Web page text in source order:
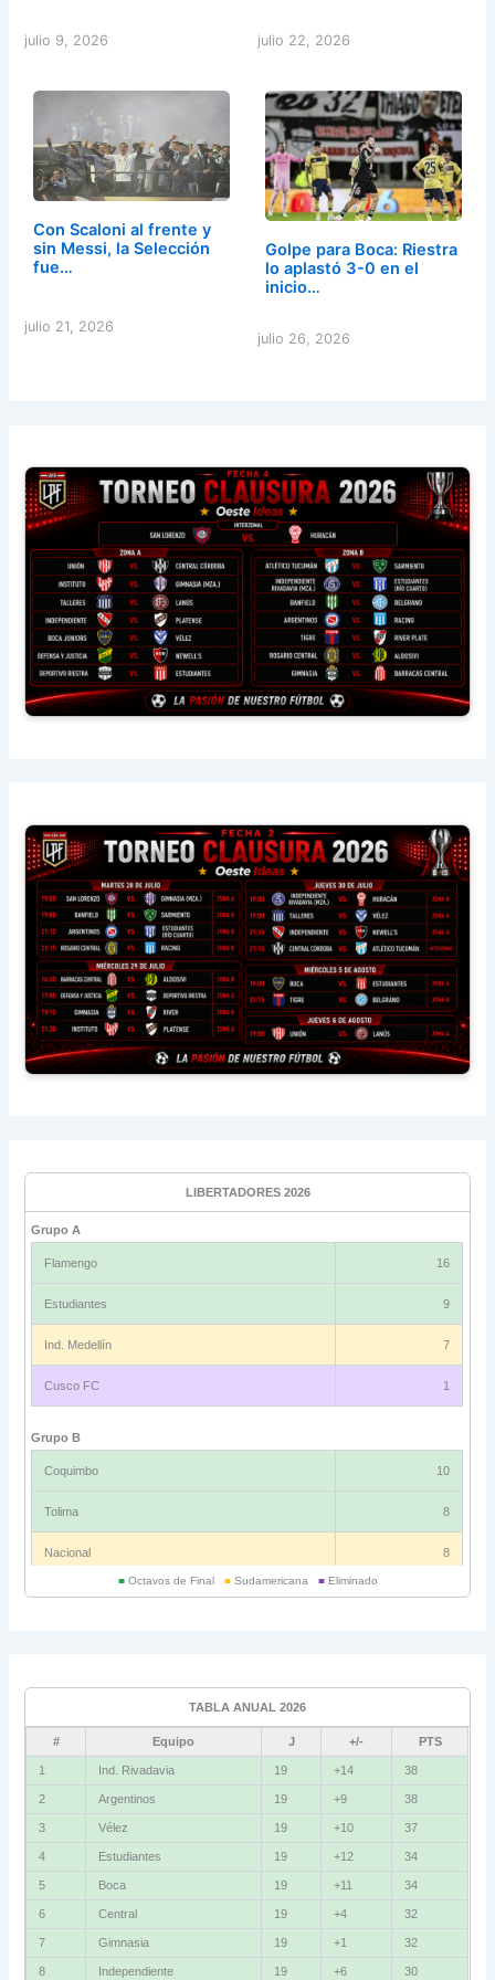
julio 9, 2026 julio 22, 2026
Con Scaloni al frente y
sin Messi, la Selección
fue…
julio 21, 2026
Golpe para Boca: Riestra
lo aplastó 3-0 en el
inicio…
julio 26, 2026
LIBERTADORES 2026
Grupo A
Flamengo 16
Estudiantes 9
Ind. Medellín 7
Cusco FC 1
Grupo B
Coquimbo 10
Tolima 8
Nacional 8
Bolívar 5
La Guaira
Grupo D
U. Católica
Cruzeiro 11
Boca Jrs.
■Octavos de Final ■Sudamericana ■Eliminado
TABLA ANUAL 2026
# Equipo J +/- PTS
1 Ind. Rivadavia 19 +14 38
2 Argentinos 19 +9 38
3 Vélez 19 +10 37
4 Estudiantes 19 +12 34
5 Boca 19 +11 34
6 Central 19 +4 32
7 Gimnasia 19 +1 32
8 Independiente 19 +6 30